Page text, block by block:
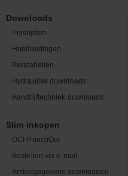
Downloads
Prijslijsten
Handleidingen
Perstabellen
Hydrauliek downloads
Aandrijftechniek downloads
Slim inkopen
OCI-PunchOut
Bestellen via e-mail
Artikelgegevens downloaden